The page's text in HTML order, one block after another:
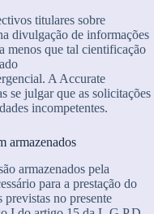
titulares sobre
divulgação de informações
menos que tal cientificação
A Accurate
se julgar que as solicitações
incompetentes.
armazenados
armazenados pela
para a prestação do
no presente